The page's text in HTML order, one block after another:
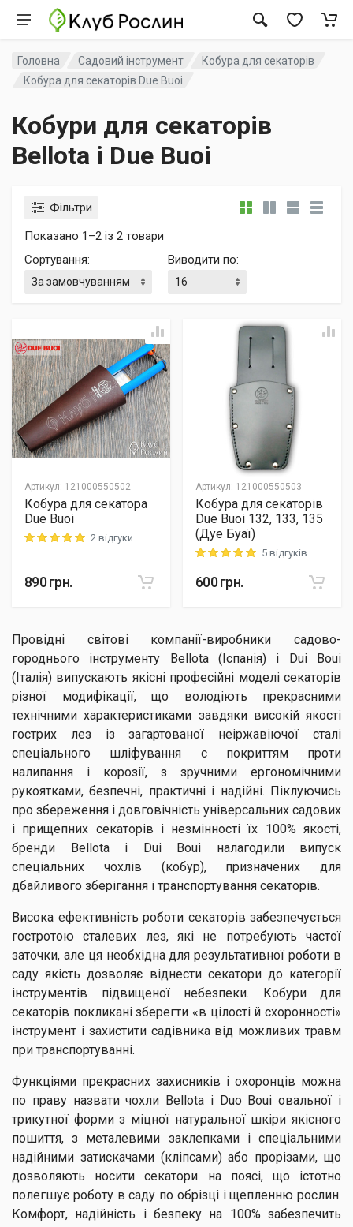
Головна Садовий інструмент
Кобура для секаторів
Кобура для секаторів Due Buoi
Кобури для секаторів
Bellota і Due Buoi
Фільтри
Показано 1–2 із 2 товари
Сортування: Виводити по:
Артикул: 121000550502
Кобура для секатора
Due Buoi
Rating: 5 out of 52 відгуки
890грн.
Артикул: 121000550503
Кобура для секаторів
Due Buoi 132, 133, 135
(Дуе Буаї)
Rating: 5 out of 55 відгуків
600грн.
Провідні світові компанії-виробники садово-
городнього інструменту Bellota (Іспанія) і Dui Boui
(Італія) випускають якісні професійні моделі секаторів
різної модифікації, що володіють прекрасними
технічними характеристиками завдяки високій якості
гострих лез із загартованої неіржавіючої сталі
спеціального шліфування c покриттям проти
налипання і корозії, з зручними ергономічними
рукоятками, безпечні, практичні і надійні. Піклуючись
про збереження і довговічність універсальних садових
і прищепних секаторів і незмінності їх 100% якості,
бренди Bellota і Dui Boui налагодили випуск
спеціальних чохлів (кобур), призначених для
дбайливого зберігання і транспортування секаторів.
Висока ефективність роботи секаторів забезпечується
гостротою сталевих лез, які не потребують частої
заточки, але ця необхідна для результативної роботи в
саду якість дозволяє віднести секатори до категорії
інструментів підвищеної небезпеки. Кобури для
секаторів покликані зберегти «в цілості й схоронності»
інструмент і захистити садівника від можливих травм
при транспортуванні.
Функціями прекрасних захисників і охоронців можна
по праву назвати чохли Bellota і Duo Boui овальної і
трикутної форми з міцної натуральної шкіри якісного
пошиття, з металевими заклепками і спеціальними
надійними затискачами (кліпсами) або прорізами, що
дозволяють носити секатори на поясі, що істотно
полегшує роботу в саду по обрізці і щепленню рослин.
Комфорт, надійність і безпеку на 100% забезпечить